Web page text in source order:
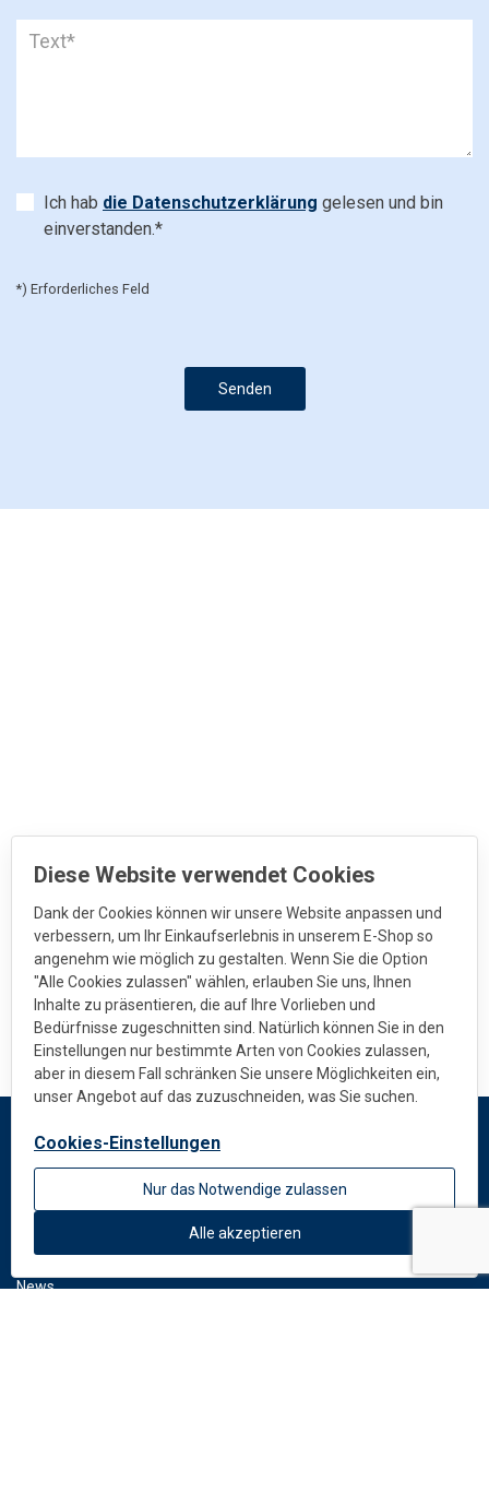
Diese Website verwendet Cookies
Dank der Cookies können wir unsere Website anpassen und
verbessern, um Ihr Einkaufserlebnis in unserem E-Shop so
angenehm wie möglich zu gestalten. Wenn Sie die Option
"Alle Cookies zulassen" wählen, erlauben Sie uns, Ihnen
Inhalte zu präsentieren, die auf Ihre Vorlieben und
Bedürfnisse zugeschnitten sind. Natürlich können Sie in den
Einstellungen nur bestimmte Arten von Cookies zulassen,
aber in diesem Fall schränken Sie unsere Möglichkeiten ein,
unser Angebot auf das zuzuschneiden, was Sie suchen.
Alle akzeptieren
Nur das Notwendige zulassen
Cookies-Einstellungen
Ich hab die Datenschutzerklärung gelesen und bin
einverstanden.*
*) Erforderliches Feld
Senden
DEKMETAL
Standardfarben
News